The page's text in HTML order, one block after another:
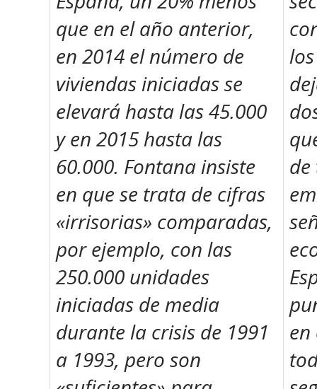
que en el año anterior,
en 2014 el número de
viviendas iniciadas se
elevará hasta las 45.000
y en 2015 hasta las
60.000. Fontana insiste
en que se trata de cifras
«irrisorias» comparadas,
por ejemplo, con las
250.000 unidades
iniciadas de media
durante la crisis de 1991
a 1993, pero son
de
en